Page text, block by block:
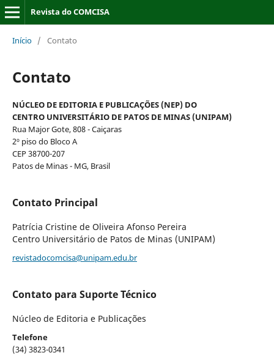
Revista do COMCISA
Início / Contato
Contato
NÚCLEO DE EDITORIA E PUBLICAÇÕES (NEP) DO
CENTRO UNIVERSITÁRIO DE PATOS DE MINAS (UNIPAM)
Rua Major Gote, 808 - Caiçaras
2º piso do Bloco A
CEP 38700-207
Patos de Minas - MG, Brasil
Contato Principal
Patrícia Cristine de Oliveira Afonso Pereira
Centro Universitário de Patos de Minas (UNIPAM)
revistadocomcisa@unipam.edu.br
Contato para Suporte Técnico
Núcleo de Editoria e Publicações
Telefone
(34) 3823-0341